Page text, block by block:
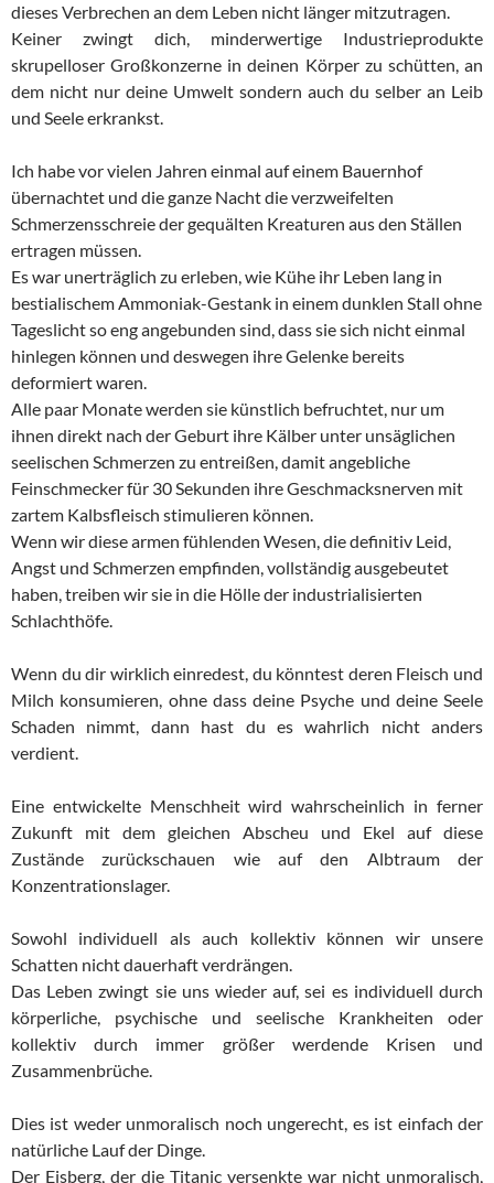
dieses Verbrechen an dem Leben nicht länger mitzutragen.
Keiner zwingt dich, minderwertige Industrieprodukte
skrupelloser Großkonzerne in deinen Körper zu schütten, an
dem nicht nur deine Umwelt sondern auch du selber an Leib
und Seele erkrankst.
Ich habe vor vielen Jahren einmal auf einem Bauernhof
übernachtet und die ganze Nacht die verzweifelten
Schmerzensschreie der gequälten Kreaturen aus den Ställen
ertragen müssen.
Es war unerträglich zu erleben, wie Kühe ihr Leben lang in
bestialischem Ammoniak-Gestank in einem dunklen Stall ohne
Tageslicht so eng angebunden sind, dass sie sich nicht einmal
hinlegen können und deswegen ihre Gelenke bereits
deformiert waren.
Alle paar Monate werden sie künstlich befruchtet, nur um
ihnen direkt nach der Geburt ihre Kälber unter unsäglichen
seelischen Schmerzen zu entreißen, damit angebliche
Feinschmecker für 30 Sekunden ihre Geschmacksnerven mit
zartem Kalbsfleisch stimulieren können.
Wenn wir diese armen fühlenden Wesen, die definitiv Leid,
Angst und Schmerzen empfinden, vollständig ausgebeutet
haben, treiben wir sie in die Hölle der industrialisierten
Schlachthöfe.
Wenn du dir wirklich einredest, du könntest deren Fleisch und
Milch konsumieren, ohne dass deine Psyche und deine Seele
Schaden nimmt, dann hast du es wahrlich nicht anders
verdient.
Eine entwickelte Menschheit wird wahrscheinlich in ferner
Zukunft mit dem gleichen Abscheu und Ekel auf diese
Zustände zurückschauen wie auf den Albtraum der
Konzentrationslager.
Sowohl individuell als auch kollektiv können wir unsere
Schatten nicht dauerhaft verdrängen.
Das Leben zwingt sie uns wieder auf, sei es individuell durch
körperliche, psychische und seelische Krankheiten oder
kollektiv durch immer größer werdende Krisen und
Zusammenbrüche.
Dies ist weder unmoralisch noch ungerecht, es ist einfach der
natürliche Lauf der Dinge.
Der Eisberg, der die Titanic versenkte war nicht unmoralisch,